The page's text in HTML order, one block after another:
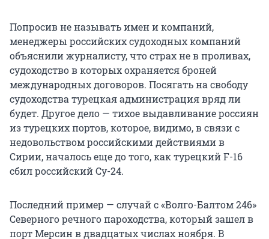
Попросив не называть имен и компаний,
менеджеры российских судоходных компаний
объяснили журналисту, что страх не в проливах,
судоходство в которых охраняется броней
международных договоров. Посягать на свободу
судоходства турецкая администрация вряд ли
будет. Другое дело — тихое выдавливание россиян
из турецких портов, которое, видимо, в связи с
недовольством российскими действиями в
Сирии, началось еще до того, как турецкий F-16
сбил российский Су-24.
Последний пример — случай с «Волго-Балтом 246»
Северного речного пароходства, который зашел в
порт Мерсин в двадцатых числах ноября. В